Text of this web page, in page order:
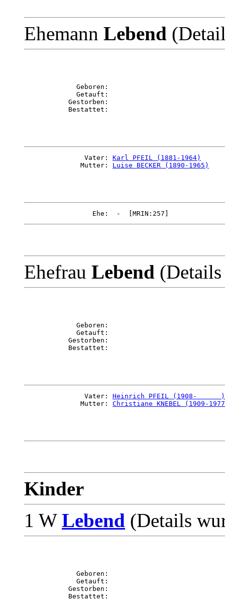
Ehemann Lebend
             Geboren:
             Getauft:
           Gestorben:
               Vater:
Karl PFEIL (1881-1964)
              Mutter:
Luise BECKER (1890-1965)
Ehefrau Lebend
             Geboren:
             Getauft:
           Gestorben:
               Vater:
Heinrich PFEIL (1908-      )
              Mutter:
Christiane KNEBEL (1909-
Kinder
1 W Lebend (Details
             Geboren:
             Getauft:
           Gestorben: